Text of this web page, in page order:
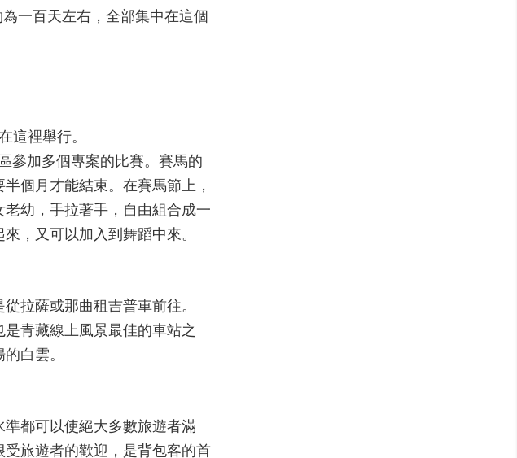
一百天左右，全部集中在這個
這裡舉行。
參加多個專案的比賽。賽馬的
個月才能結束。在賽馬節上，
幼，手拉著手，自由組合成一
，又可以加入到舞蹈中來。
拉薩或那曲租吉普車前往。
青藏線上風景最佳的車站之
白雲。
都可以使絕大多數旅遊者滿
旅遊者的歡迎，是背包客的首